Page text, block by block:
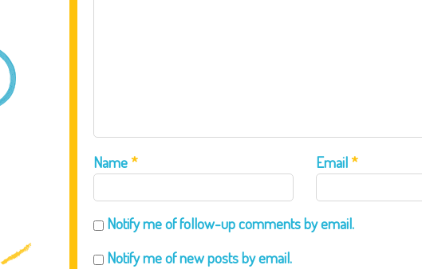
Name* Email*
Notify me of follow-up comments by email.
Notify me of new posts by email.